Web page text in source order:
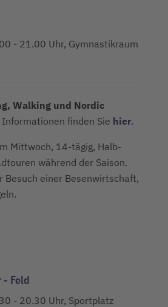
- 21.00 Uhr, Gymnastikraum
Walking und Nordic
Informationen finden Sie hier.
Mittwoch, 14-tägig, Halb-
während der Saison.
Besuch einer Besenwirtschaft,
- Feld
- 20.30 Uhr, Sportplatz